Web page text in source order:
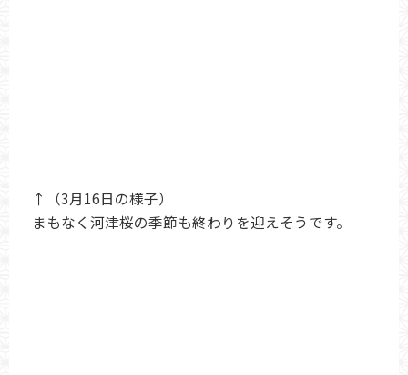
↑（3月16日の様子）
まもなく河津桜の季節も終わりを迎えそうです。